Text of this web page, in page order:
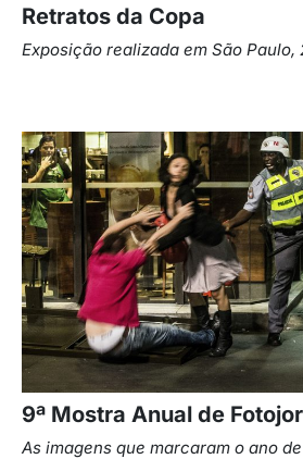
Retratos da Copa
Exposição realizada em São Paulo,
9ª Mostra Anual de
As imagens que marcaram o ano